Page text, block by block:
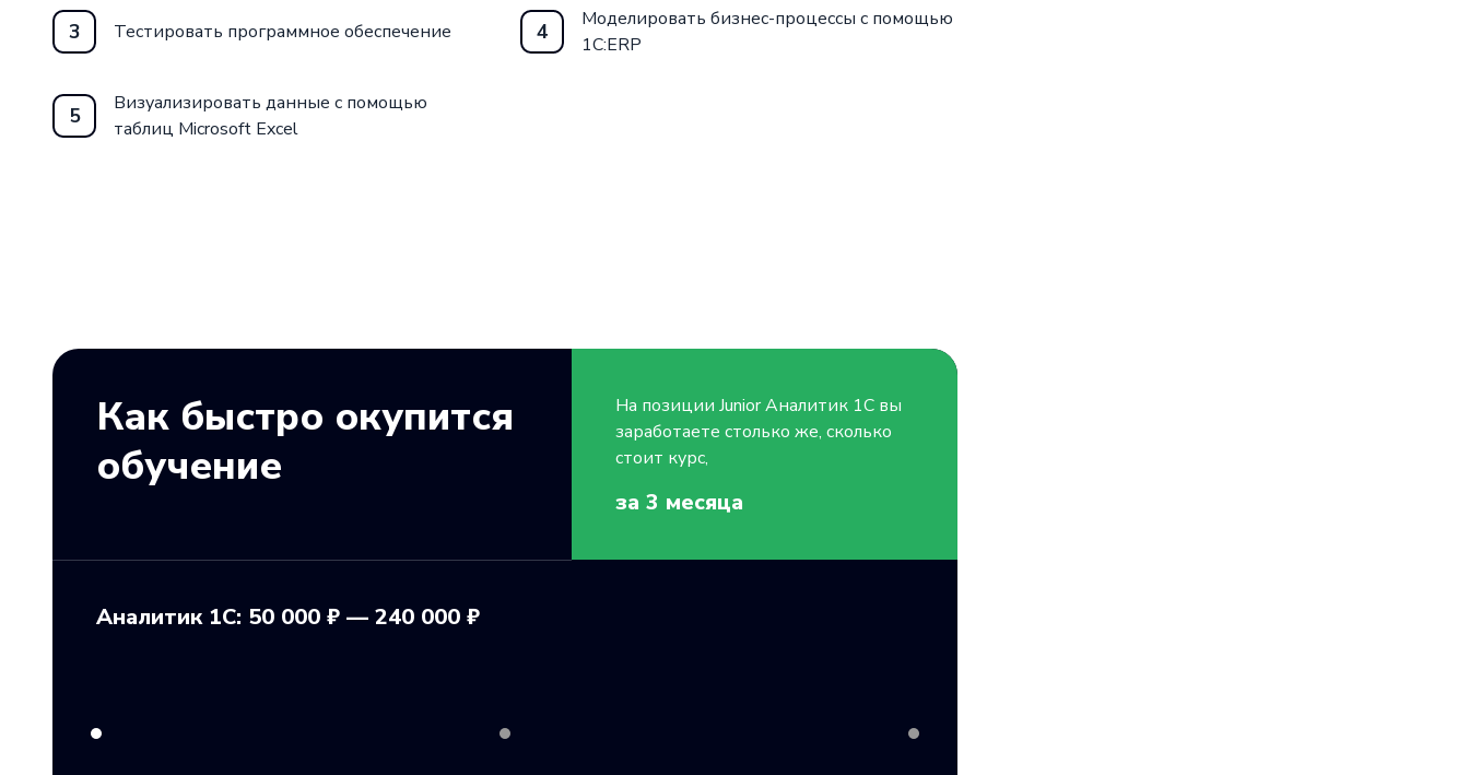
3 Тестировать программное обеспечение 4
Моделировать бизнес-процессы с помощью
1C:ERP
5
Визуализировать данные с помощью
таблиц Microsoft Excel
Как быстро окупится
обучение
На позиции JuniorАналитик 1C вы
заработаете столько же, сколько
стоит курс,
за 3 месяца
Аналитик 1C: 50 000 ₽ — 240 000 ₽